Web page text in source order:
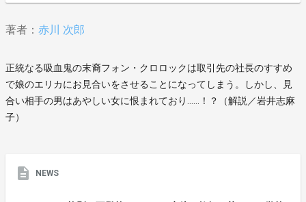
著者： 赤川 次郎
正統なる吸血鬼の末裔フォン・クロロックは取引先の社長のすすめ
で娘のエリカにお見合いをさせることになってしまう。しかし、見
合い相手の男はあやしい女に恨まれており……！？（解説／岩井志麻
子）
NEWS